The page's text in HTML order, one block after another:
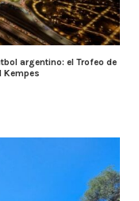
argentino: el Trofeo de
Kempes